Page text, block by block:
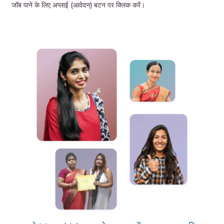
जॉब पाने के लिए अप्लाई (आवेदन) बटन पर क्लिक करें।